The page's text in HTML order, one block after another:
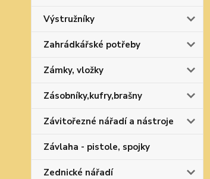
Výstružníky
Zahrádkářské potřeby
Zámky, vložky
Zásobníky,kufry,brašny
Závitořezné nářadí a nástroje
Závlaha - pistole, spojky
Zednické nářadí